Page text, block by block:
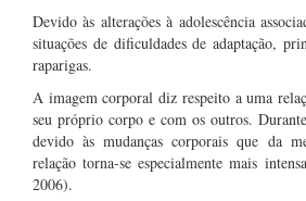
Devido às alterações à adolescência
situações de dificuldades de adaptação,
raparigas.
A imagem corporal diz respeito a uma
seu próprio corpo e com os outros.
devido às mudanças corporais que da
relação torna-se especialmente mais
2006).